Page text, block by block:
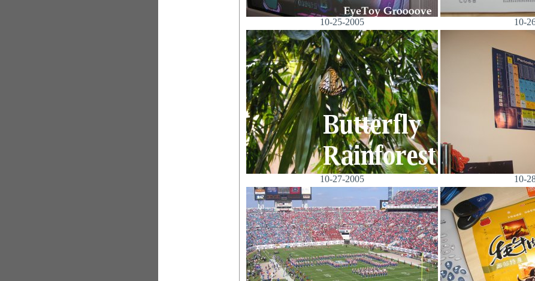
10-25-2005 10-
10-27-2005 10-